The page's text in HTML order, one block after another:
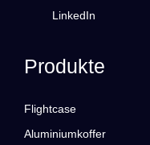
LinkedIn
Produkte
Flightcase
Aluminiumkoffer